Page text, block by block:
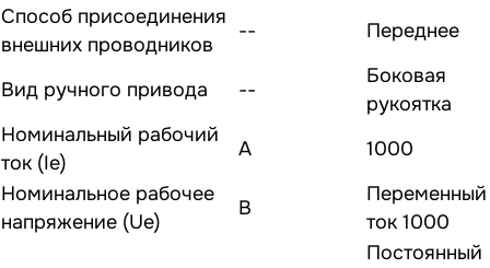
Способ присоединения
внешних проводников
-- Переднее
Вид ручного привода --
Боковая
рукоятка
Номинальный рабочий
ток (Ie)
А
1000
Номинальное рабочее
напряжение (Ue)
В
Переменный
ток 1000
Постоянный